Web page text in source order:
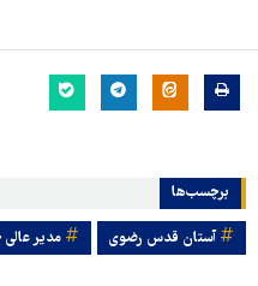
برچسب‌ها
آستان قدس رضوی مدیر